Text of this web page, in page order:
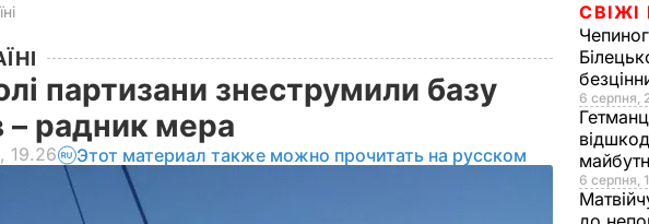
партизани знеструмили базу
– радник мера
19.26 Этот материал также можно прочитать на русском
СВІЖІ
6 серпня,
6 серпня,